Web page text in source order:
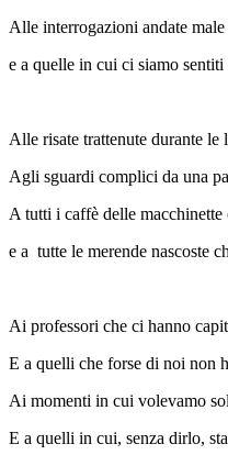
Alle interrogazioni andate male
e a quelle in cui ci siamo
Alle risate trattenute durante le
Agli sguardi complici da una
A tutti i caffè delle
e a tutte le merende nascoste
Ai professori che ci hanno
E a quelli che forse di noi non
Ai momenti in cui volevamo
E a quelli in cui, senza dirlo,